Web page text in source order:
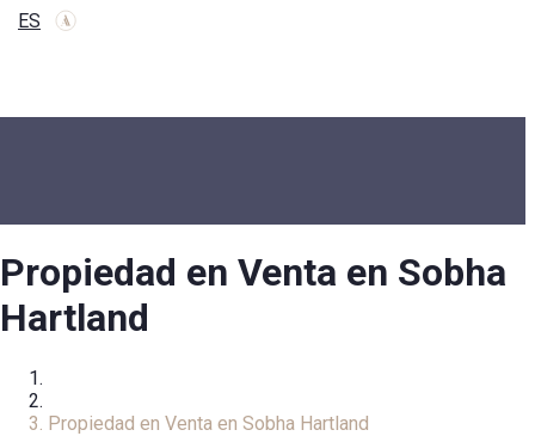
ES
Propiedad en Venta en Sobha
Hartland
Propiedad en Venta en Sobha Hartland